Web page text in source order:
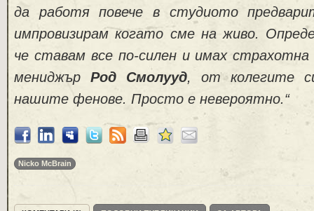
да работя повече в студиото
импровизирам когато сме на живо.
че ставам все по-силен и имах
мениджър Род Смолууд, от колегите
нашите фенове. Просто е невероятно.“
Nicko McBrain